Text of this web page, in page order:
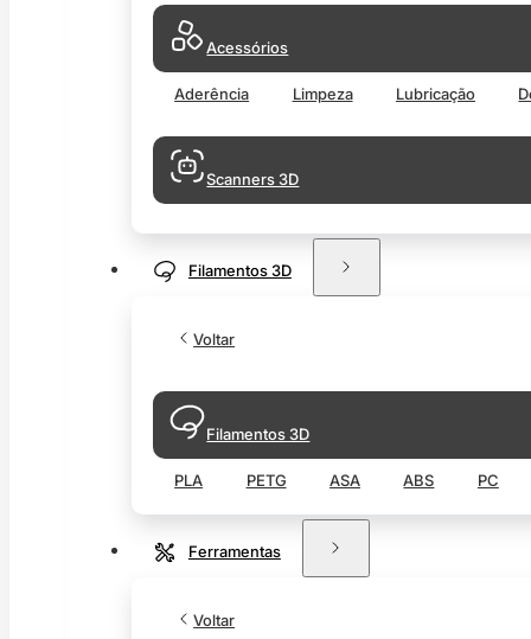
Acessórios
Aderência Limpeza Lubricação
Scanners 3D
Filamentos 3D
Voltar
Filamentos 3D
PLA PETG ASA ABS PC
Ferramentas
Voltar